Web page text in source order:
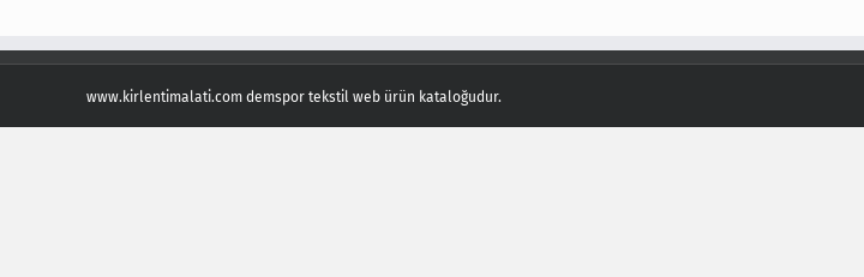
www.kirlentimalati.com demspor tekstil web ürün kataloğudur.